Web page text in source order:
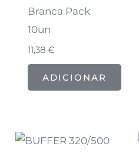
Branca Pack
10un
11,38 €
ADICIONAR